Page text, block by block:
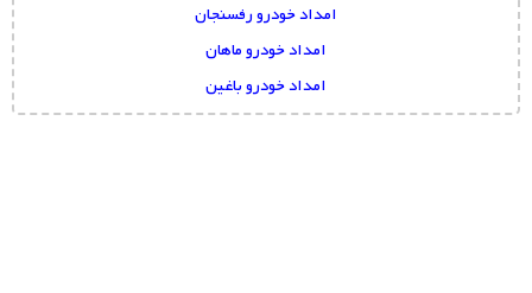
امداد خودرو رفسنجان
امداد خودرو ماهان
امداد خودرو باغین